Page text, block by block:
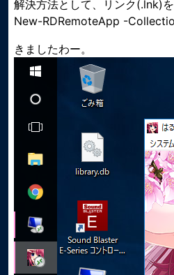
解決方法として、リンク(.lnk)
New-RDRemoteApp -
きましたわー。